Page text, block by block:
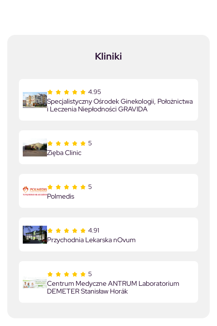
Kliniki
4.95
Specjalistyczny Ośrodek Ginekologii, Położnictwa
i Leczenia Niepłodności GRAVIDA
5
Zięba Clinic
5
Polmedis
4.91
Przychodnia Lekarska nOvum
5
Centrum Medyczne ANTRUM Laboratorium
DEMETER Stanisław Horák